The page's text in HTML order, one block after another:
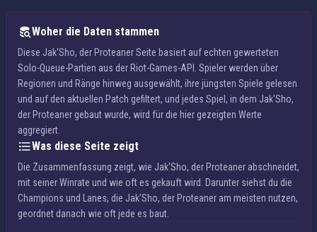
Woher die Daten stammen
Diese Jak'Sho, der Proteaner Seite basiert auf echten gewerteten
Solo-Queue-Partien aus der Riot-Games-API. Spieler werden über
Regionen und Ränge hinweg ausgewählt, ihre jüngsten Spiele gelesen
und auf den aktuellen Patch gefiltert, und jedes Spiel, in dem Jak'Sho,
der Proteaner gebaut wurde, wird für die hier gezeigten Werte
aggregiert.
Was diese Seite zeigt
Die Zusammenfassung zeigt, wie Jak'Sho, der Proteaner abschneidet,
mit seiner Winrate und wie oft es gekauft wird. Darunter siehst du die
Champions und Lanes, die Jak'Sho, der Proteaner am meisten nutzen,
geordnet danach wie oft jede es baut.